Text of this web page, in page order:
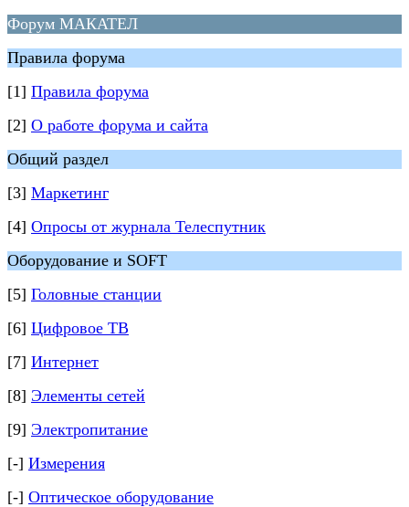
Форум МАКАТЕЛ
Правила форума
[1] Правила форума
[2] О работе форума и сайта
Общий раздел
[3] Маркетинг
[4] Опросы от журнала Телеспутник
Оборудование и SOFT
[5] Головные станции
[6] Цифровое ТВ
[7] Интернет
[8] Элементы сетей
[9] Электропитание
[-] Измерения
[-] Оптическое оборудование